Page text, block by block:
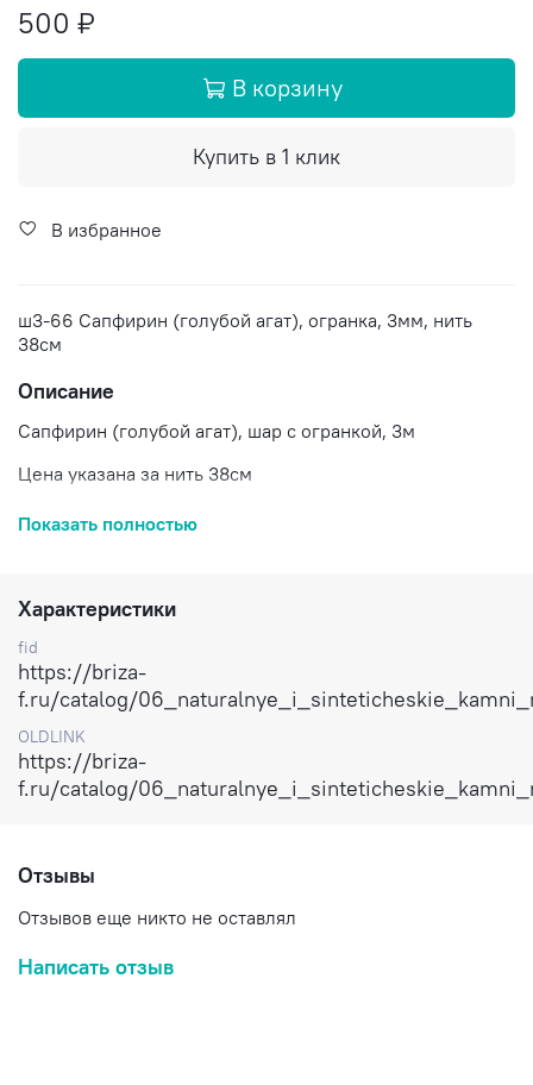
500 ₽
В корзину
Купить в 1 клик
В избранное
ш3-66 Сапфирин (голубой агат), огранка, 3мм, нить
38см
Описание
Сапфирин (голубой агат), шар с огранкой, 3м
Цена указана за нить 38см
Доставка по России
Показать полностью
Характеристики
fid
https://briza-
f.ru/catalog/
OLDLINK
https://briza-
f.ru/catalog/
Отзывы
Отзывов еще никто не оставлял
Написать отзыв